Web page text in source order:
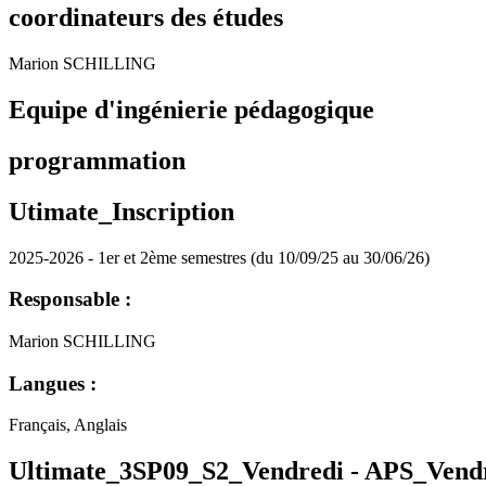
coordinateurs des études
Marion SCHILLING
Equipe d'ingénierie pédagogique
programmation
Utimate_Inscription
2025-2026 - 1er et 2ème semestres (du 10/09/25 au 30/06/26)
Responsable :
Marion SCHILLING
Langues :
Français, Anglais
Ultimate_3SP09_S2_Vendredi -